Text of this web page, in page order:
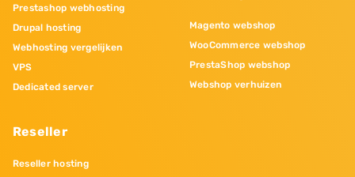
Prestashop webhosting
Drupal hosting
Webhosting vergelijken
VPS
Dedicated server
Reseller
Reseller hosting
Magento webshop
WooCommerce webshop
PrestaShop webshop
Webshop verhuizen